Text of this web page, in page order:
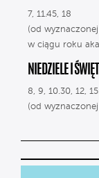
7, 11.45, 18
(od
w ciągu roku
NIEDZIELE I
8, 9, 10.30, 12,
(od